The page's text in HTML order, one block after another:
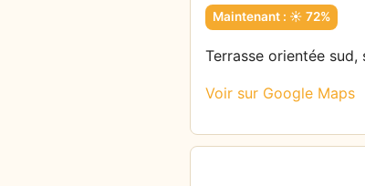
Maintenant : ☀️ 72%
Terrasse orientée
Voir sur Google Maps